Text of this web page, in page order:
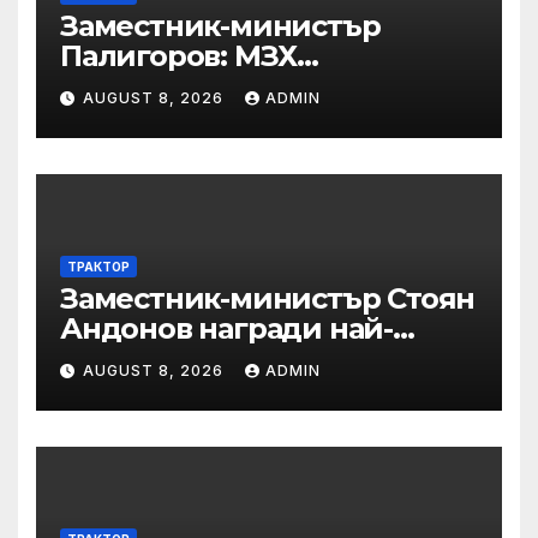
Заместник-министър
Палигоров: МЗХ
предприема комплекс от
мерки за възстановяване
на горите от съхненето и на
полезащитните пояси в
AUGUST 8, 2026 ADMIN
ТРАКТОР
Заместник-министър Стоян
Андонов награди най-
заслужилите спортисти на
ОСК “Левски”
AUGUST 8, 2026 ADMIN